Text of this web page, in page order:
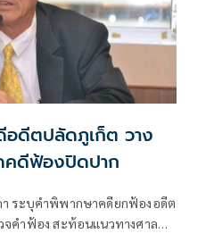
ดีตปลัดภูเก็ต วาง
คดีฟ้องปิดปาก
ระบุคำพิพากษาคดียกฟ้องอดีต
จคำฟ้อง สะท้อนแนวทางศาล